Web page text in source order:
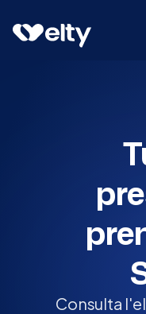
Prenota visita
Consulta